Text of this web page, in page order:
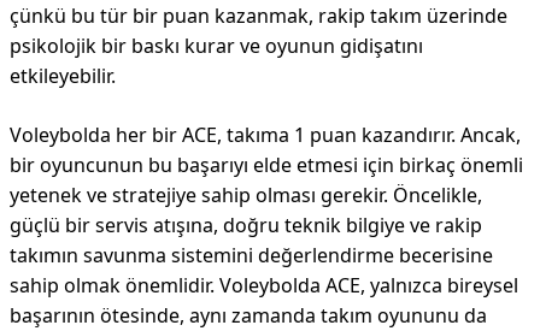
çünkü bu tür bir puan kazanmak, rakip takım üzerinde
psikolojik bir baskı kurar ve oyunun gidişatını
etkileyebilir.
Voleybolda her bir ACE, takıma 1 puan kazandırır. Ancak,
bir oyuncunun bu başarıyı elde etmesi için birkaç önemli
yetenek ve stratejiye sahip olması gerekir. Öncelikle,
güçlü bir servis atışına, doğru teknik bilgiye ve rakip
takımın savunma sistemini değerlendirme becerisine
sahip olmak önemlidir. Voleybolda ACE, yalnızca bireysel
başarının ötesinde, aynı zamanda takım oyununu da